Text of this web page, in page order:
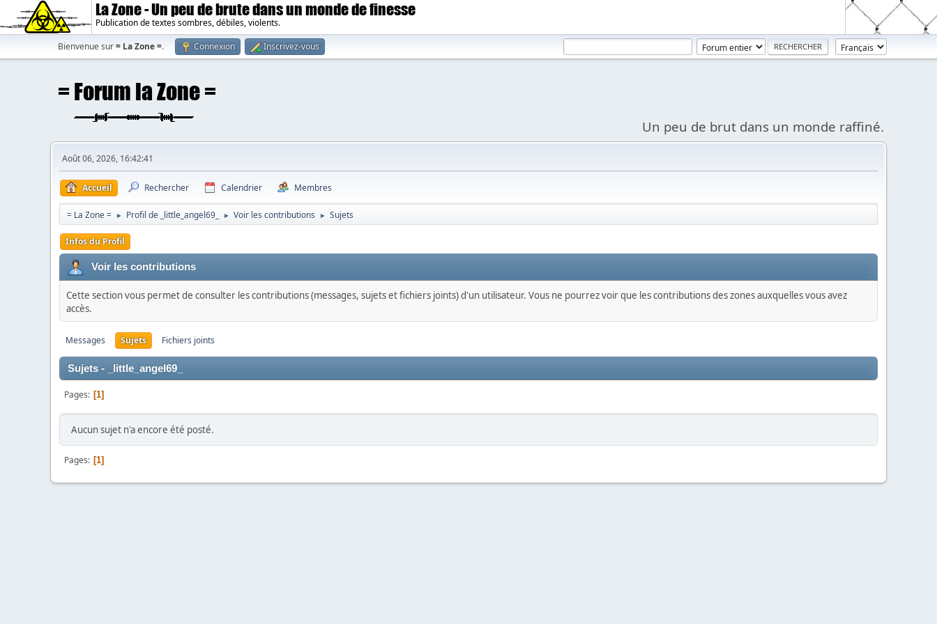
La Zone - Un peu de brute dans un monde de finesse
Publication de textes sombres, débiles, violents.
Bienvenue sur= La Zone =. Connexion Inscrivez-vous
Un peu de brut dans un monde raffiné.
Août 06, 2026, 16:42:41
Accueil Rechercher Calendrier Membres
= La Zone = ► Profil de _little_angel69_ ► Voir les contributions ► Sujets
Infos du Profil
Voir les contributions
Cette section vous permet de consulter les contributions (messages, sujets et fichiers joints) d'un utilisateur. Vous ne pourrez voir que les contributions des zones auxquelles vous avez
accès.
Messages Sujets Fichiers joints
Sujets - _little_angel69_
Pages 1
Aucun sujet n'a encore été posté.
Pages 1